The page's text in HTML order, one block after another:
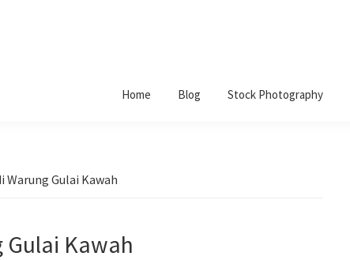
Home Blog Stock Photography
Warung Gulai Kawah
Gulai Kawah